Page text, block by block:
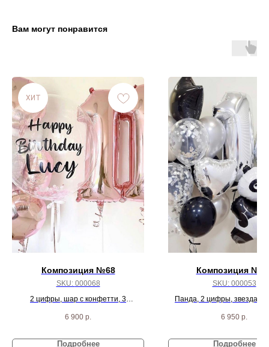
Вам могут понравится
ХИТ
Композиция №68
SKU: 000068
2 цифры, шар с конфетти, 3
круга
6 900 р.
Подробнее
Композиция №
SKU: 000053
Панда, 2 цифры, звезда,
серебрянных
6 950 р.
Подробнее